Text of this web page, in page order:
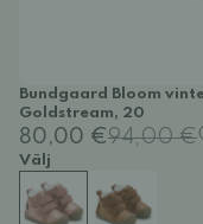
Bundgaard Bloom
Goldstream, 20
80,00 €94,00 €
Välj